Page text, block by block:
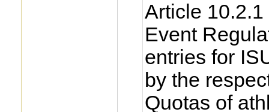
Article
Event
entries for
by the
Quotas of